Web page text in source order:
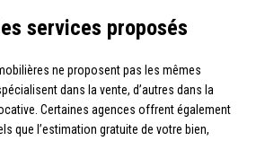
services proposés
ne proposent pas les mêmes
dans la vente, d’autres dans la
Certaines agences offrent également
que l’estimation gratuite de votre bien,